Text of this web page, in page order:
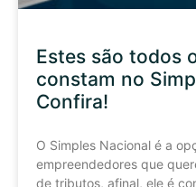
Estes são todos
constam no
Confira!
O Simples Nacional é a
empreendedores que
de tributos, afinal, ele é